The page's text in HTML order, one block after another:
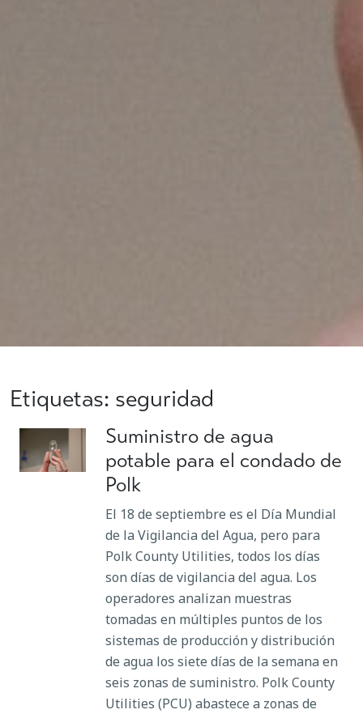
Etiquetas: seguridad
Suministro de agua
potable para el condado de
Polk
El 18 de septiembre es el Día Mundial
de la Vigilancia del Agua, pero para
Polk County Utilities, todos los días
son días de vigilancia del agua. Los
operadores analizan muestras
tomadas en múltiples puntos de los
sistemas de producción y distribución
de agua los siete días de la semana en
seis zonas de suministro. Polk County
Utilities (PCU) abastece a zonas de